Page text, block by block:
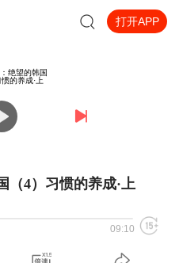
打开APP
（4）习惯的养成·上
09:10